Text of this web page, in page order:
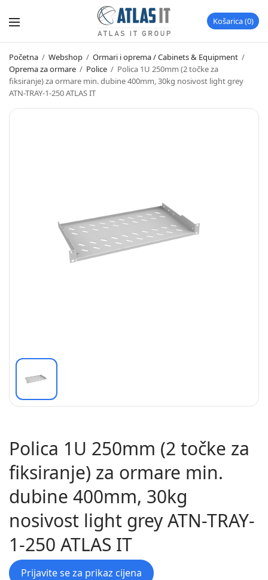
Košarica 0
Početna / Webshop / Ormari i oprema / Cabinets & Equipment /
Oprema za ormare / Police / Polica 1U 250mm (2 točke za
fiksiranje) za ormare min. dubine 400mm, 30kg nosivost light grey
ATN-TRAY-1-250 ATLAS IT
Polica 1U 250mm (2 točke za
fiksiranje) za ormare min.
dubine 400mm, 30kg
nosivost light grey ATN-TRAY-
1-250 ATLAS IT
Prijavite se za prikaz cijena